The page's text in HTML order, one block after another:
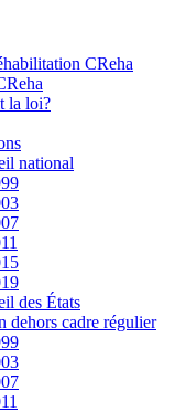
CReha
la loi?
national
des États
dehors cadre régulier